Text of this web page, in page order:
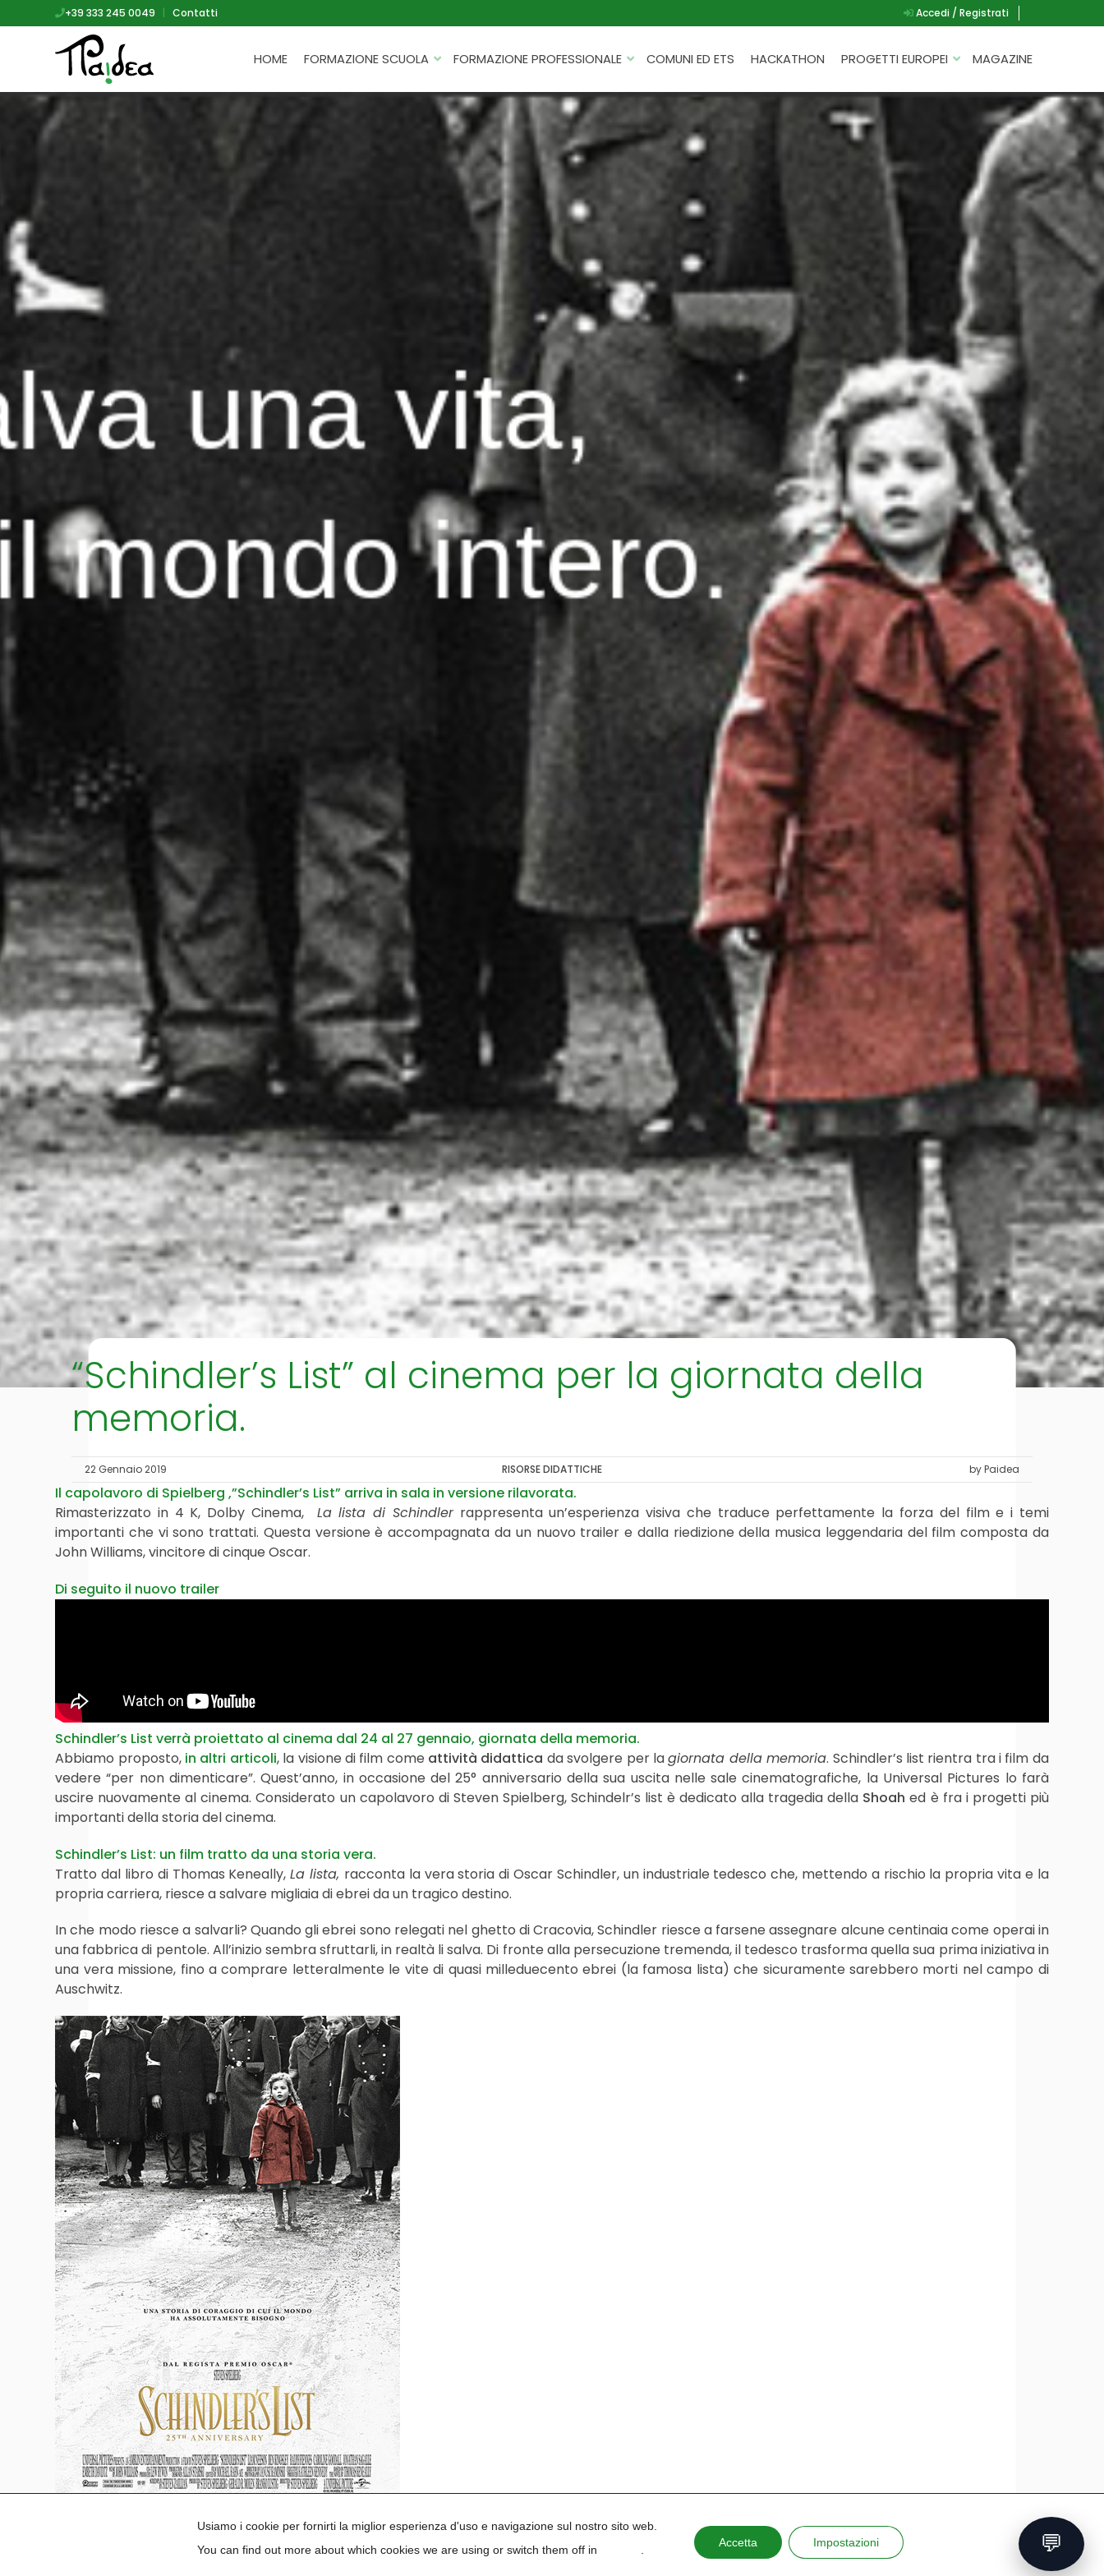
+39 333 245 0049 | Contatti Accedi / Registrati
HOME FORMAZIONE SCUOLA
CATALOGHI
PROGETTI PER ISTITUTI
SCOLASTICI
ERASMUS+ MOBILITÀ
VIAGGI D’ISTRUZIONE
KIT DI PROGRAMMAZIONE
CORSI ONLINE PER STUDENTI
MATERIALE DIDATTICO
FORMAZIONE PROFESSIONALE
FORMAZIONE FINANZIATA
HACKATHON PER AZIENDE
INTELLIGENZA ARTIFICIALE
CYBERSECURITY
SOFT SKILL E MANAGEMENT
ROBOTICA E IOT
ESG E SOSTENIBILITÀ
FORMAZIONE SU MISURA
COMUNI ED ETS HACKATHON PROGETTI EUROPEI
G.A.D.
SPEAK UP FOR YOURSELF
MAGAZINE
“Schindler’s List” al cinema per la giornata della
memoria.
22 Gennaio 2019 RISORSE DIDATTICHE by Paidea
Il capolavoro di Spielberg ,”Schindler’s List” arriva in sala in versione rilavorata.
Rimasterizzato in 4 K, Dolby Cinema, La lista di Schindlerrappresenta un’esperienza visiva che traduce perfettamente la forza del film e i temi
importanti che vi sono trattati. Questa versione è accompagnata da un nuovo trailer e dalla riedizione della musica leggendaria del film composta da
John Williams, vincitore di cinque Oscar.
Di seguito il nuovo trailer
Schindler’s List verrà proiettato al cinema dal 24 al 27 gennaio, giornata della memoria.
Abbiamo proposto, in altri articoli, la visione di film come attività didattica da svolgere per lagiornata della memoria. Schindler’s list rientra tra i film da
vedere “per non dimenticare”. Quest’anno, in occasione del 25° anniversario della sua uscita nelle sale cinematografiche, la Universal Pictures lo farà
uscire nuovamente al cinema. Considerato un capolavoro di Steven Spielberg, Schindelr’s list è dedicato alla tragedia della Shoahed è fra i progetti più
importanti della storia del cinema.
Schindler’s List: un film tratto da una storia vera.
Tratto dal libro di Thomas Keneally,La lista, racconta la vera storia di Oscar Schindler, un industriale tedesco che, mettendo a rischio la propria vita e la
propria carriera, riesce a salvare migliaia di ebrei da un tragico destino.
In che modo riesce a salvarli? Quando gli ebrei sono relegati nel ghetto di Cracovia, Schindler riesce a farsene assegnare alcune centinaia come operai in
una fabbrica di pentole. All’inizio sembra sfruttarli, in realtà li salva. Di fronte alla persecuzione tremenda, il tedesco trasforma quella sua prima iniziativa in
una vera missione, fino a comprare letteralmente le vite di quasi milleduecento ebrei (la famosa lista) che sicuramente sarebbero morti nel campo di
Auschwitz.
Locandina del film Schindler’s List 💬
Usiamo i cookie per fornirti la miglior esperienza d'uso e navigazione sul nostro sito web.
You can find out more about which cookies we are using or switch them off in
Accetta Impostazioni